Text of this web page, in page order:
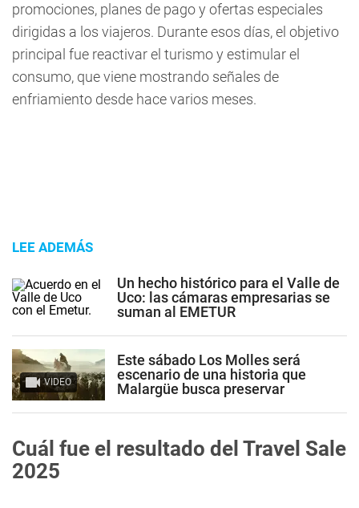
promociones, planes de pago y ofertas especiales
dirigidas a los viajeros. Durante esos días, el objetivo
principal fue reactivar el turismo y estimular el
consumo, que viene mostrando señales de
enfriamiento desde hace varios meses.
LEE ADEMÁS
Un hecho histórico para el Valle de
Uco: las cámaras empresarias se
suman al EMETUR
VIDEO
Este sábado Los Molles será
escenario de una historia que
Malargüe busca preservar
Cuál fue el resultado del Travel Sale
2025